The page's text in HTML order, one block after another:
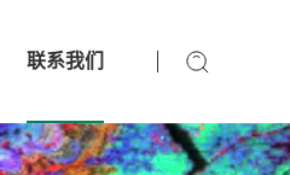
联系我们